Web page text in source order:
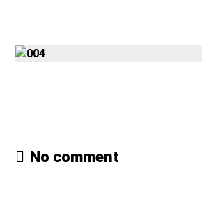
No comment